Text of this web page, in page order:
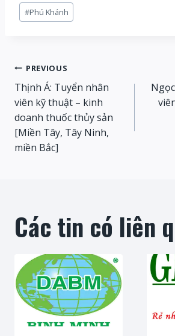
#Phú Khánh
Post
navigation
PREVIOUS
Thịnh Á: Tuyển nhân
viên kỹ thuật – kinh
doanh thuốc thủy sản
[Miền Tây, Tây Ninh,
miền Bắc]
Các tin có liên